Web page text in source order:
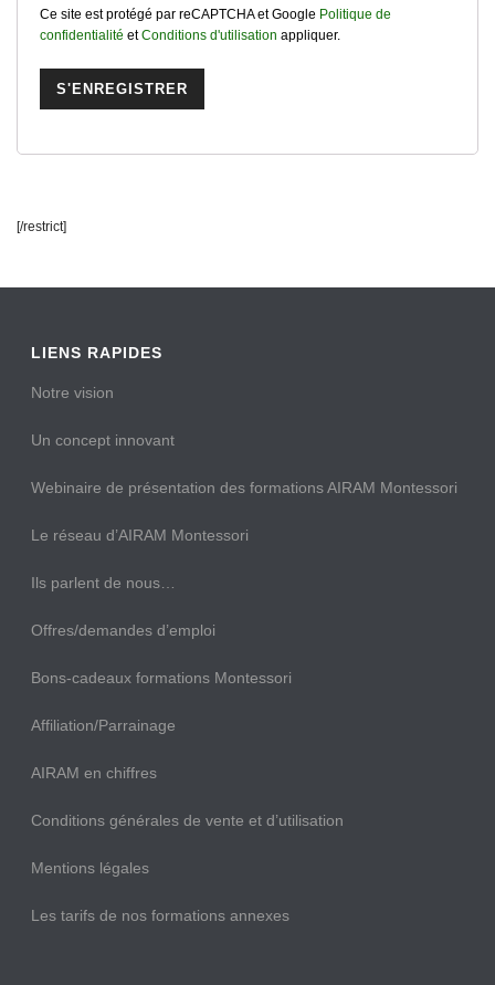
Ce site est protégé par reCAPTCHA et Google Politique de
confidentialité etConditions d'utilisation appliquer.
[/restrict]
LIENS RAPIDES
Notre vision
Un concept innovant
Webinaire de présentation des formations AIRAM Montessori
Le réseau d’AIRAM Montessori
Ils parlent de nous…
Offres/demandes d’emploi
Bons-cadeaux formations Montessori
Affiliation/Parrainage
AIRAM en chiffres
Conditions générales de vente et d’utilisation
Mentions légales
Les tarifs de nos formations annexes